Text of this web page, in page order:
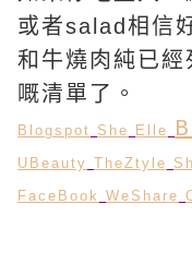
或者salad相信
和牛燒肉純已
嘅清單了。
Blogspot She Elle
UBeauty TheZtyle
FaceBook WeShare